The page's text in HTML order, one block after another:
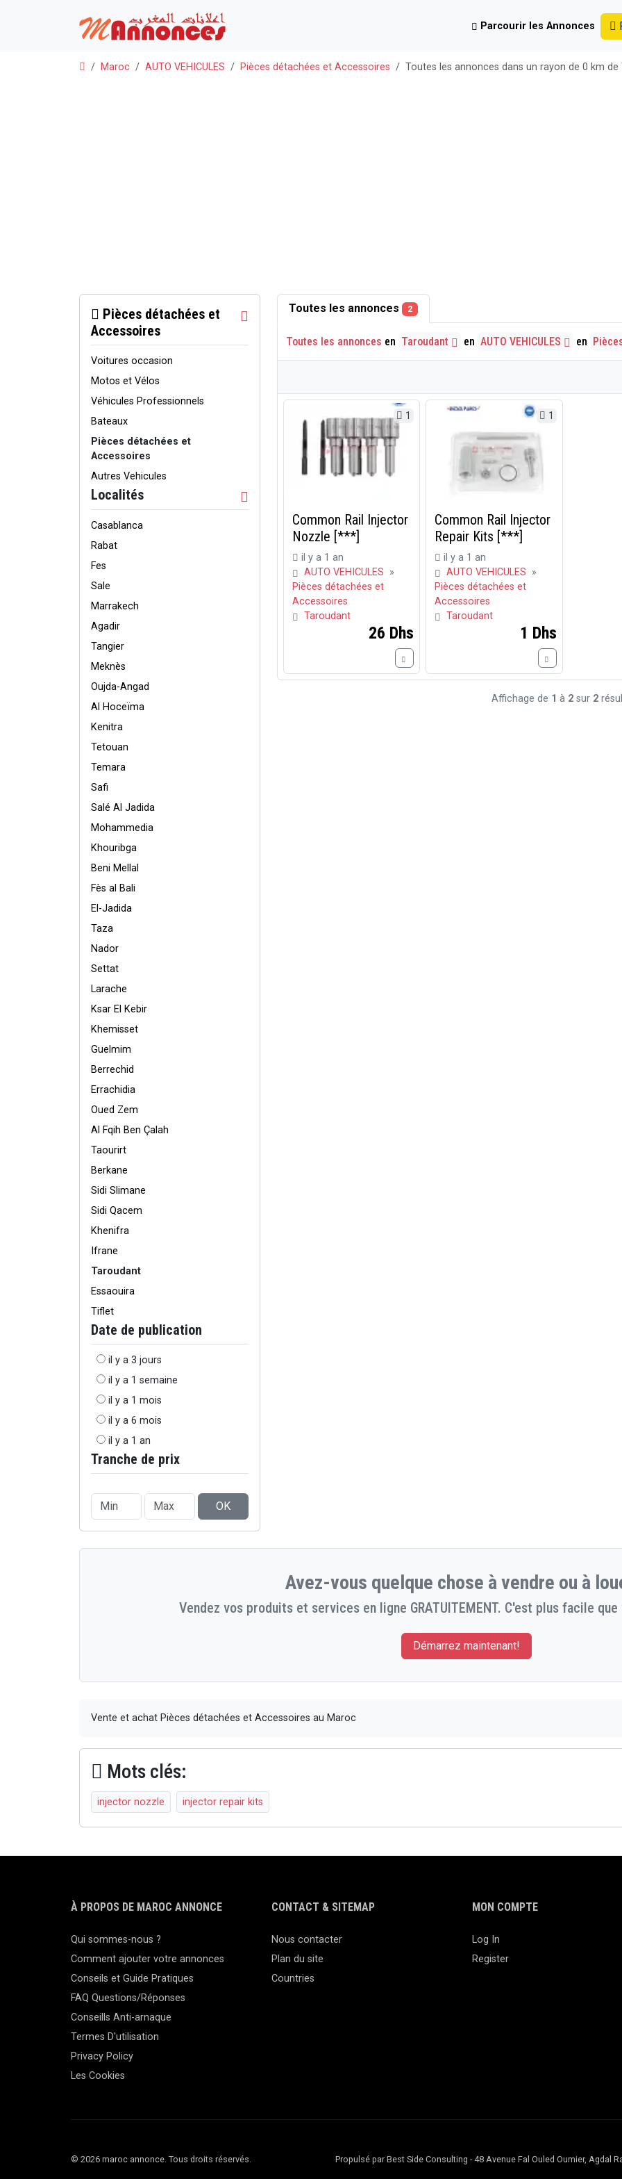
Parcourir les Annonces
Maroc AUTO VEHICULES Pièces détachées et Accessoires Toutes les annonces dans un rayon de 0 km
Pièces détachées et
Accessoires
Voitures occasion
Motos et Vélos
Véhicules Professionnels
Bateaux
Pièces détachées et
Accessoires
Autres Vehicules
Localités
Casablanca
Rabat
Fes
Sale
Marrakech
Agadir
Tangier
Meknès
Oujda-Angad
Al Hoceïma
Kenitra
Tetouan
Temara
Safi
Salé Al Jadida
Mohammedia
Khouribga
Beni Mellal
Fès al Bali
El-Jadida
Taza
Nador
Settat
Larache
Ksar El Kebir
Khemisset
Guelmim
Berrechid
Errachidia
Oued Zem
Al Fqih Ben Çalah
Taourirt
Berkane
Sidi Slimane
Sidi Qacem
Khenifra
Ifrane
Taroudant
Essaouira
Tiflet
Date de publication
il y a 3 jours
il y a 1 semaine
il y a 1 mois
il y a 6 mois
il y a 1 an
Tranche de prix
OK
Toutes les annonces 2
Toutes les annonces en Taroudant en AUTO VEHICULES en
1
Common Rail Injector
Nozzle [***]
il y a 1 an
AUTO VEHICULES »
Pièces détachées et
Accessoires
Taroudant
26 Dhs
1
Common Rail Injector
Repair Kits [***]
il y a 1 an
AUTO VEHICULES »
Pièces détachées et
Accessoires
Taroudant
1 Dhs
Affichage de 1 à 2sur 2
Avez-vous quelque chose à vendre ou à
Vendez vos produits et services en ligne GRATUITEMENT. C'est plus facile
Démarrez maintenant!
Vente et achat Pièces détachées et Accessoires au Maroc
Mots clés:
injector nozzle injector repair kits
À PROPOS DE MAROC ANNONCE
Qui sommes-nous ?
Comment ajouter votre annonces
Conseils et Guide Pratiques
FAQ Questions/Réponses
Conseills Anti-arnaque
Termes D'utilisation
Privacy Policy
Les Cookies
CONTACT & SITEMAP
Nous contacter
Plan du site
Countries
MON COMPTE
Log In
Register
© 2026 maroc annonce. Tous droits réservés. Propulsé par Best Side Consulting - 48 Avenue Fal Ouled Oumier,